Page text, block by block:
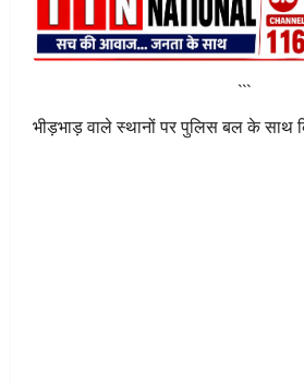
```
भीड़भाड़ वाले स्थानों पर पुलिस बल के साथ